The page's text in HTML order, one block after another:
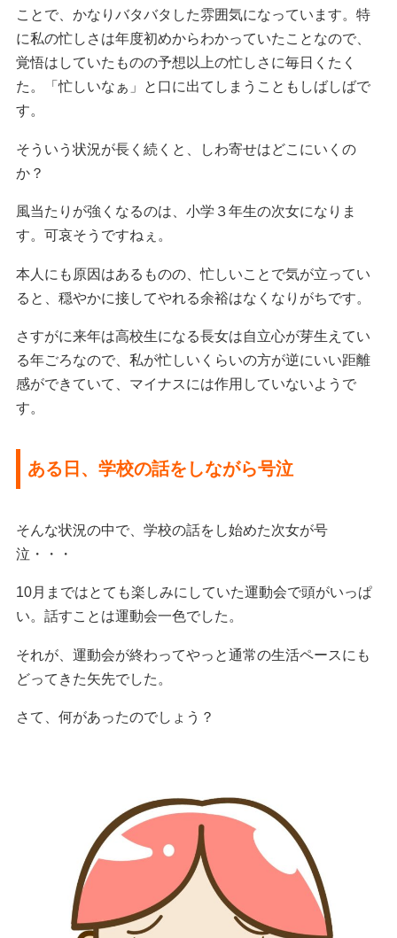
ことで、かなりバタバタした雰囲気になっています。特
に私の忙しさは年度初めからわかっていたことなので、
覚悟はしていたものの予想以上の忙しさに毎日くたく
た。「忙しいなぁ」と口に出てしまうこともしばしばで
す。
そういう状況が長く続くと、しわ寄せはどこにいくの
か？
風当たりが強くなるのは、小学３年生の次女になりま
す。可哀そうですねぇ。
本人にも原因はあるものの、忙しいことで気が立ってい
ると、穏やかに接してやれる余裕はなくなりがちです。
さすがに来年は高校生になる長女は自立心が芽生えてい
る年ごろなので、私が忙しいくらいの方が逆にいい距離
感ができていて、マイナスには作用していないようで
す。
ある日、学校の話をしながら号泣
そんな状況の中で、学校の話をし始めた次女が号
泣・・・
10月まではとても楽しみにしていた運動会で頭がいっぱ
い。話すことは運動会一色でした。
それが、運動会が終わってやっと通常の生活ペースにも
どってきた矢先でした。
さて、何があったのでしょう？